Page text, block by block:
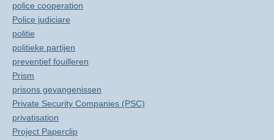
police cooperation
Police judiciare
politie
politieke partijen
preventief fouilleren
Prism
prisons gevangenissen
Private Security Companies (PSC)
privatisation
Project Paperclip